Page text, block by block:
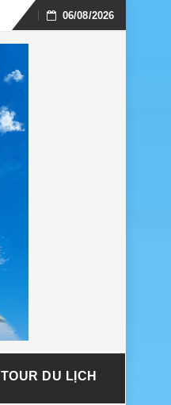
Skip
06/08/2026
TOUR DU LỊCH